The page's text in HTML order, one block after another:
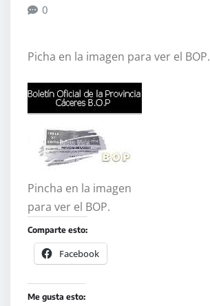
0
Picha en la imagen para ver el BOP.
Pincha en la imagen
para ver el BOP.
Comparte esto:
Facebook
Me gusta esto: